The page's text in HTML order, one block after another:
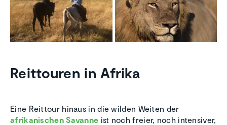
Reittouren in Afrika
Eine Reittour hinaus in die wilden Weiten der
afrikanischen Savanne ist noch freier, noch intensiver,